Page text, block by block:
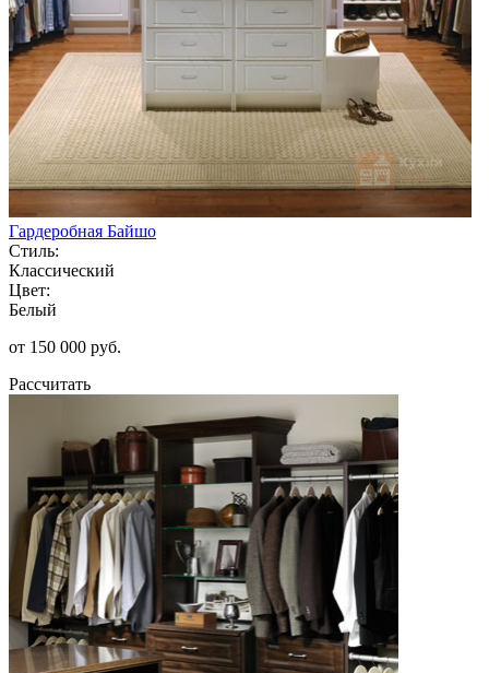
Гардеробная Байшо
Стиль:
Классический
Цвет:
Белый
от 150 000 руб.
Рассчитать